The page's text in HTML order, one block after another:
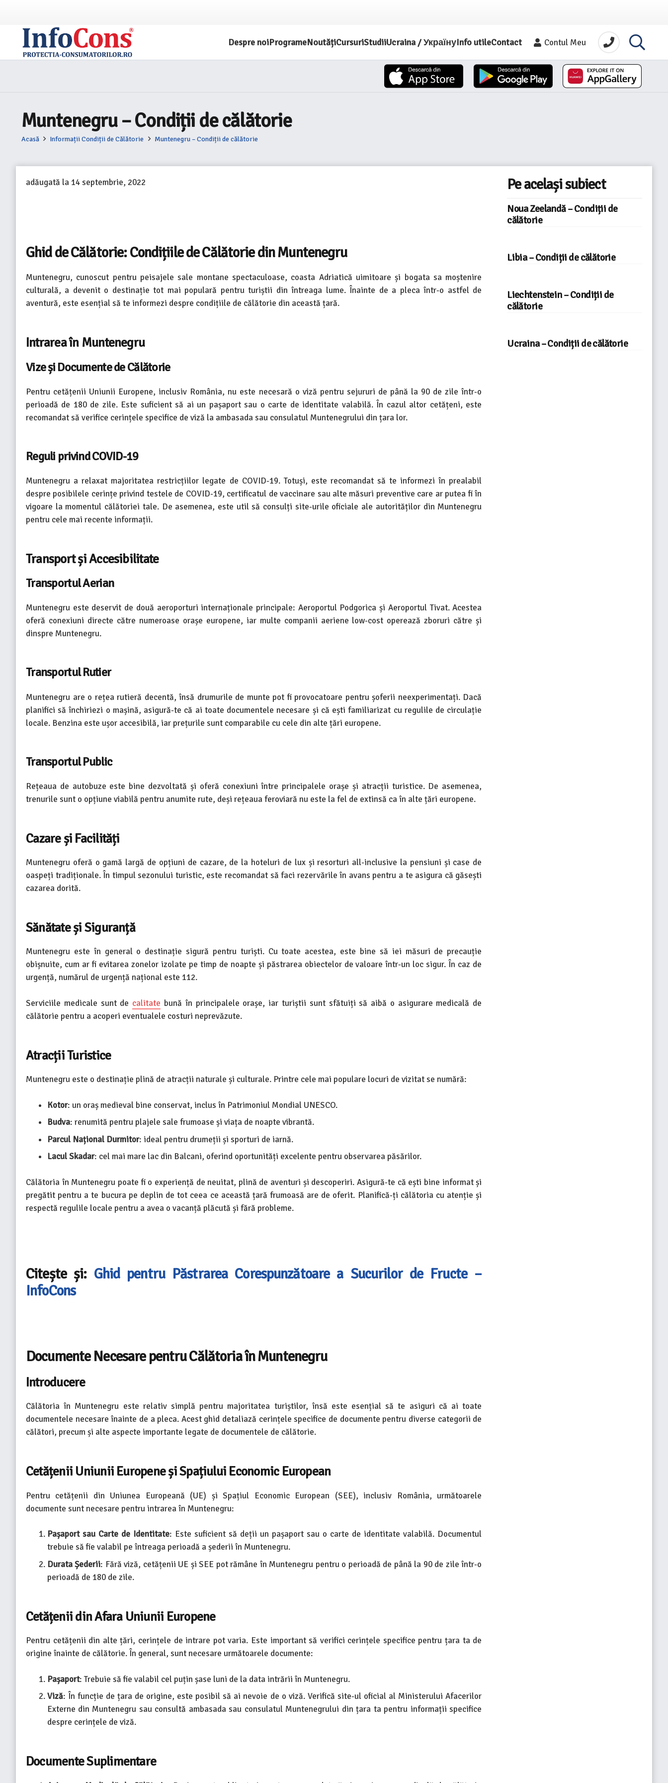
Despre noiProgrameNoutățiCursuriStudiiUcraina / УкраїнуInfo utileContact Contul Meu
Muntenegru – Condiții de călătorie
Acasă Informații Condiții de Călătorie Muntenegru – Condiții de călătorie
adăugată la 14 septembrie, 2022
Ghid de Călătorie: Condițiile de Călătorie din Muntenegru
Muntenegru, cunoscut pentru peisajele sale montane spectaculoase, coasta Adriatică uimitoare și bogata sa moștenire
culturală, a devenit o destinație tot mai populară pentru turiștii din întreaga lume. Înainte de a pleca într-o astfel de
aventură, este esențial să te informezi despre condițiile de călătorie din această țară.
Intrarea în Muntenegru
Vize și Documente de Călătorie
Pentru cetățenii Uniunii Europene, inclusiv România, nu este necesară o viză pentru sejururi de până la 90 de zile într-o
perioadă de 180 de zile. Este suficient să ai un pașaport sau o carte de identitate valabilă. În cazul altor cetățeni, este
recomandat să verifice cerințele specifice de viză la ambasada sau consulatul Muntenegrului din țara lor.
Reguli privind COVID-19
Muntenegru a relaxat majoritatea restricțiilor legate de COVID-19. Totuși, este recomandat să te informezi în prealabil
despre posibilele cerințe privind testele de COVID-19, certificatul de vaccinare sau alte măsuri preventive care ar putea fi în
vigoare la momentul călătoriei tale. De asemenea, este util să consulți site-urile oficiale ale autorităților din Muntenegru
pentru cele mai recente informații.
Transport și Accesibilitate
Transportul Aerian
Muntenegru este deservit de două aeroporturi internaționale principale: Aeroportul Podgorica și Aeroportul Tivat. Acestea
oferă conexiuni directe către numeroase orașe europene, iar multe companii aeriene low-cost operează zboruri către și
dinspre Muntenegru.
Transportul Rutier
Muntenegru are o rețea rutieră decentă, însă drumurile de munte pot fi provocatoare pentru șoferii neexperimentați. Dacă
planifici să închiriezi o mașină, asigură-te că ai toate documentele necesare și că ești familiarizat cu regulile de circulație
locale. Benzina este ușor accesibilă, iar prețurile sunt comparabile cu cele din alte țări europene.
Transportul Public
Rețeaua de autobuze este bine dezvoltată și oferă conexiuni între principalele orașe și atracții turistice. De asemenea,
trenurile sunt o opțiune viabilă pentru anumite rute, deși rețeaua feroviară nu este la fel de extinsă ca în alte țări europene.
Cazare și Facilități
Muntenegru oferă o gamă largă de opțiuni de cazare, de la hoteluri de lux și resorturi all-inclusive la pensiuni și case de
oaspeți tradiționale. În timpul sezonului turistic, este recomandat să faci rezervările în avans pentru a te asigura că găsești
cazarea dorită.
Sănătate și Siguranță
Muntenegru este în general o destinație sigură pentru turiști. Cu toate acestea, este bine să iei măsuri de precauție
obișnuite, cum ar fi evitarea zonelor izolate pe timp de noapte și păstrarea obiectelor de valoare într-un loc sigur. În caz de
urgență, numărul de urgență național este 112.
Serviciile medicale sunt de calitate bună în principalele orașe, iar turiștii sunt sfătuiți să aibă o asigurare medicală de
călătorie pentru a acoperi eventualele costuri neprevăzute.
Atracții Turistice
Muntenegru este o destinație plină de atracții naturale și culturale. Printre cele mai populare locuri de vizitat se numără:
Kotor: un oraș medieval bine conservat, inclus în Patrimoniul Mondial UNESCO.
Budva: renumită pentru plajele sale frumoase și viața de noapte vibrantă.
Parcul Național Durmitor: ideal pentru drumeții și sporturi de iarnă.
Lacul Skadar: cel mai mare lac din Balcani, oferind oportunități excelente pentru observarea păsărilor.
Călătoria în Muntenegru poate fi o experiență de neuitat, plină de aventuri și descoperiri. Asigură-te că ești bine informat și
pregătit pentru a te bucura pe deplin de tot ceea ce această țară frumoasă are de oferit. Planifică-ți călătoria cu atenție și
respectă regulile locale pentru a avea o vacanță plăcută și fără probleme.
Citește și: Ghid pentru Păstrarea Corespunzătoare a Sucurilor de Fructe –
InfoCons
Documente Necesare pentru Călătoria în Muntenegru
Introducere
Călătoria în Muntenegru este relativ simplă pentru majoritatea turiștilor, însă este esențial să te asiguri că ai toate
documentele necesare înainte de a pleca. Acest ghid detaliază cerințele specifice de documente pentru diverse categorii de
călători, precum și alte aspecte importante legate de documentele de călătorie.
Cetățenii Uniunii Europene și Spațiului Economic European
Pentru cetățenii din Uniunea Europeană (UE) și Spațiul Economic European (SEE), inclusiv România, următoarele
documente sunt necesare pentru intrarea în Muntenegru:
Pașaport sau Carte de Identitate: Este suficient să deții un pașaport sau o carte de identitate valabilă. Documentul
trebuie să fie valabil pe întreaga perioadă a șederii în Muntenegru.
Durata Șederii: Fără viză, cetățenii UE și SEE pot rămâne în Muntenegru pentru o perioadă de până la 90 de zile într-o
perioadă de 180 de zile.
Cetățenii din Afara Uniunii Europene
Pentru cetățenii din alte țări, cerințele de intrare pot varia. Este important să verifici cerințele specifice pentru țara ta de
origine înainte de călătorie. În general, sunt necesare următoarele documente:
Pașaport: Trebuie să fie valabil cel puțin șase luni de la data intrării în Muntenegru.
Viză: În funcție de țara de origine, este posibil să ai nevoie de o viză. Verifică site-ul oficial al Ministerului Afacerilor
Externe din Muntenegru sau consultă ambasada sau consulatul Muntenegrului din țara ta pentru informații specifice
despre cerințele de viză.
Documente Suplimentare
Pe același subiect
Noua Zeelandă – Condiții de
călătorie
Libia – Condiții de călătorie
Liechtenstein – Condiții de
călătorie
Ucraina – Condiții de călătorie